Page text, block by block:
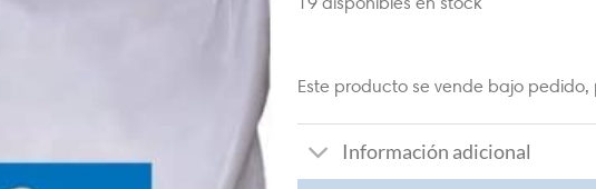
Este producto se vende bajo
Información adicional